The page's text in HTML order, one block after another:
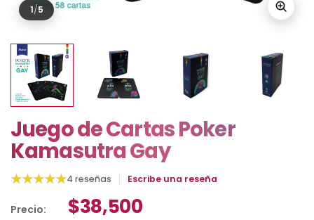
1/5
Juego de Cartas Poker
Kamasutra Gay
★★★★★4 reseñas Escribe una reseña
Precio: $38,500